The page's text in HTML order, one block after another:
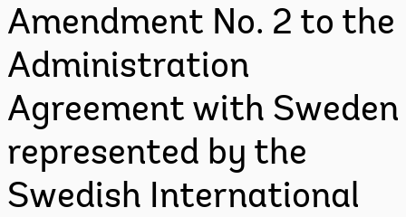
Amendment No. 2 to the
Administration
Agreement with Sweden
represented by the
Swedish International